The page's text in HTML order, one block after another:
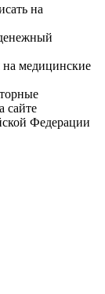
на
на медицинские
сайте
Федерации